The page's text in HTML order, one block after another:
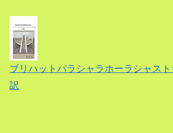
ブリハットパラシャラホーラシャ
訳